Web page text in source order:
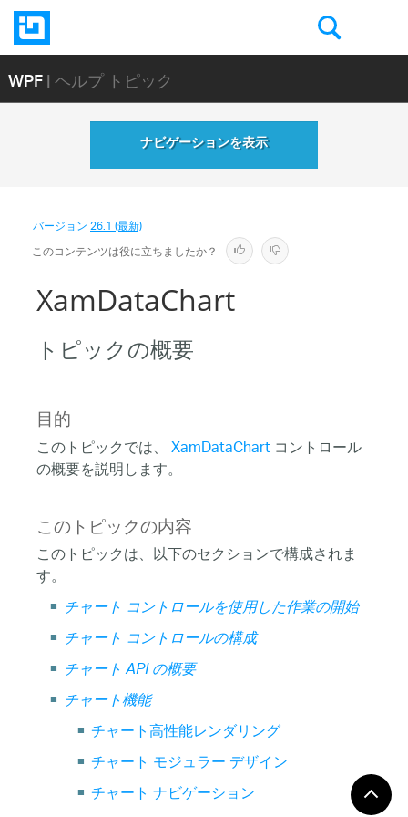
WPF| ヘルプ トピック
ナビゲーションを表示
バージョン26.1 (最新)
このコンテンツは役に立ちましたか？
XamDataChart
トピックの概要
目的
このトピックでは、 XamDataChartコントロール
の概要を説明します。
このトピックの内容
このトピックは、以下のセクションで構成されま
す。
チャート コントロールを使用した作業の開始
チャート コントロールの構成
チャート API の概要
チャート機能
チャート高性能レンダリング
チャート モジュラー デザイン
チャート ナビゲーション